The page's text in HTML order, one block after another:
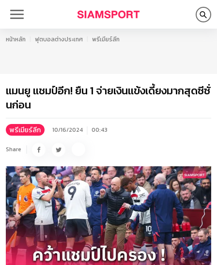
หน้าหลัก ฟุตบอลต่างประเทศ พรีเมียร์ลีก
แมนยู แชมป์อีก! ยืน 1 จ่ายเงินแข้งเดี้ยงมากสุดซีซั่
นก่อน
พรีเมียร์ลีก 10/16/2024 00:43
Share